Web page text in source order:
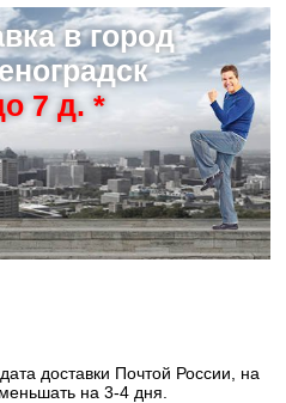
в город
7 д. *
доставки Почтой России, на
на 3-4 дня.